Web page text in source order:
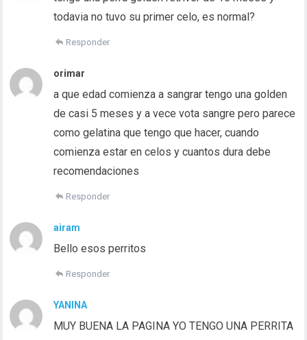
todavia no tuvo su primer celo, es normal?
Responder
orimar
a que edad comienza a sangrar tengo una golden
de casi 5 meses y a vece vota sangre pero parece
como gelatina que tengo que hacer, cuando
comienza estar en celos y cuantos dura debe
recomendaciones
Responder
airam
Bello esos perritos
Responder
YANINA
MUY BUENA LA PAGINA YO TENGO UNA PERRITA